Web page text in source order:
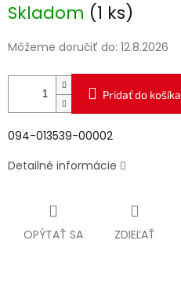
cena:
Skladom (1 ks)
Môžeme doručiť do: 12.8.2026
Pridať do košíka
094-013539-00002
Detailné informácie
OPÝTAŤ SA ZDIEĽAŤ